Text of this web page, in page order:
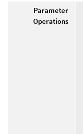
Parameter
Operations